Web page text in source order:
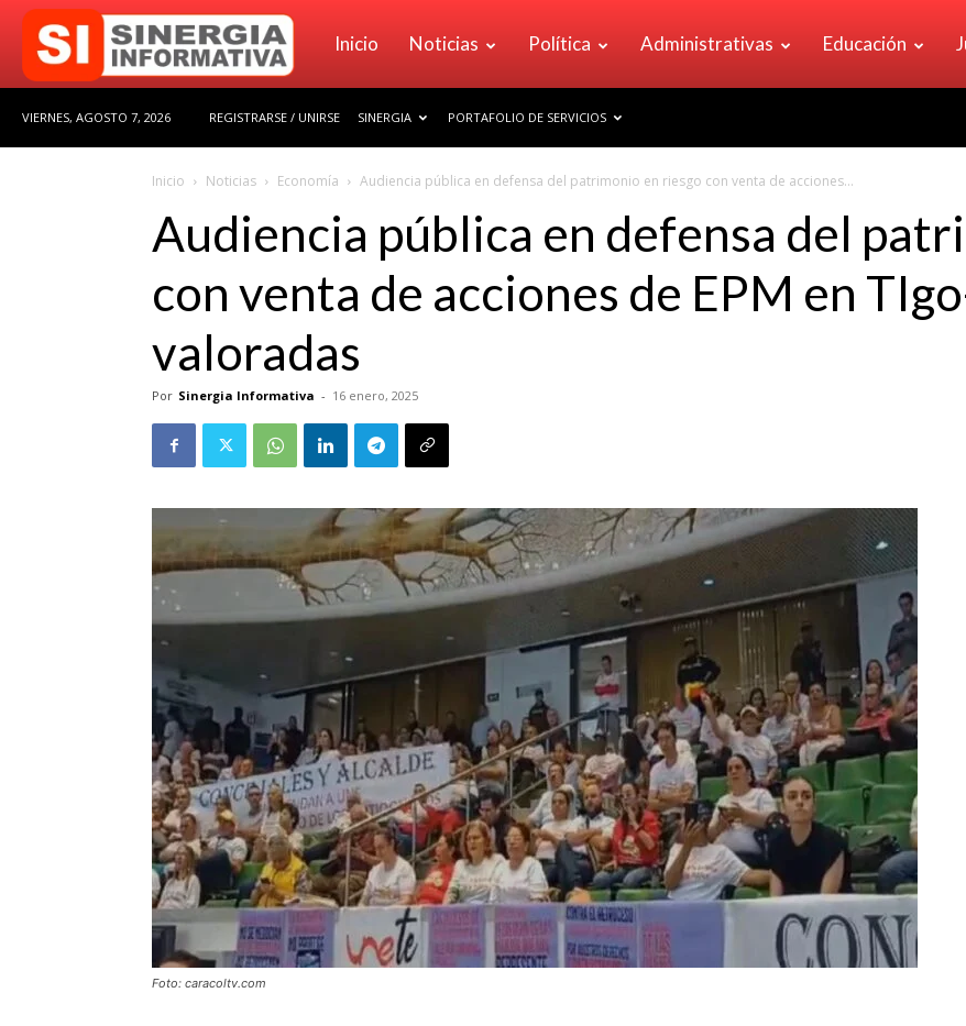
Sinergia
Inicio Noticias Política Administrativas Educación
VIERNES, AGOSTO 7, 2026 REGISTRARSE / UNIRSE SINERGIA PORTAFOLIO DE SERVICIOS
Inicio Noticias Economía Audiencia pública en defensa del patrimonio en riesgo con venta de acciones...
Audiencia pública en defensa del
con venta de acciones de EPM en
valoradas
Por Sinergia Informativa - 16 enero, 2025
Foto: caracoltv.com